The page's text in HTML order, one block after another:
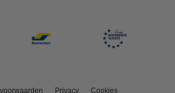
Privacy Cookies